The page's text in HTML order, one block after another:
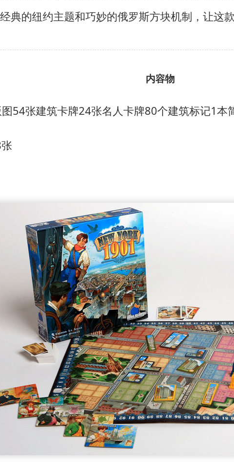
典的纽约主题和巧妙的俄罗斯方块机制，让这
内容物
54张建筑卡牌24张名人卡牌80个建筑标记1本